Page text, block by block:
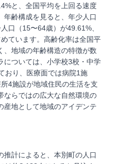
と、全国平均を上回る速度
年齢構成を見ると、年少人口
口（15〜64歳）が49.61%、
ています。高齢化率は全国平
、地域の年齢構造の特徴が数
については、小学校3校・中学
おり、医療面では病院1施
4施設が地域住民の生活を支
ならではの広大な自然環境の
産地として地域のアイデンテ
推計によると、本別町の人口